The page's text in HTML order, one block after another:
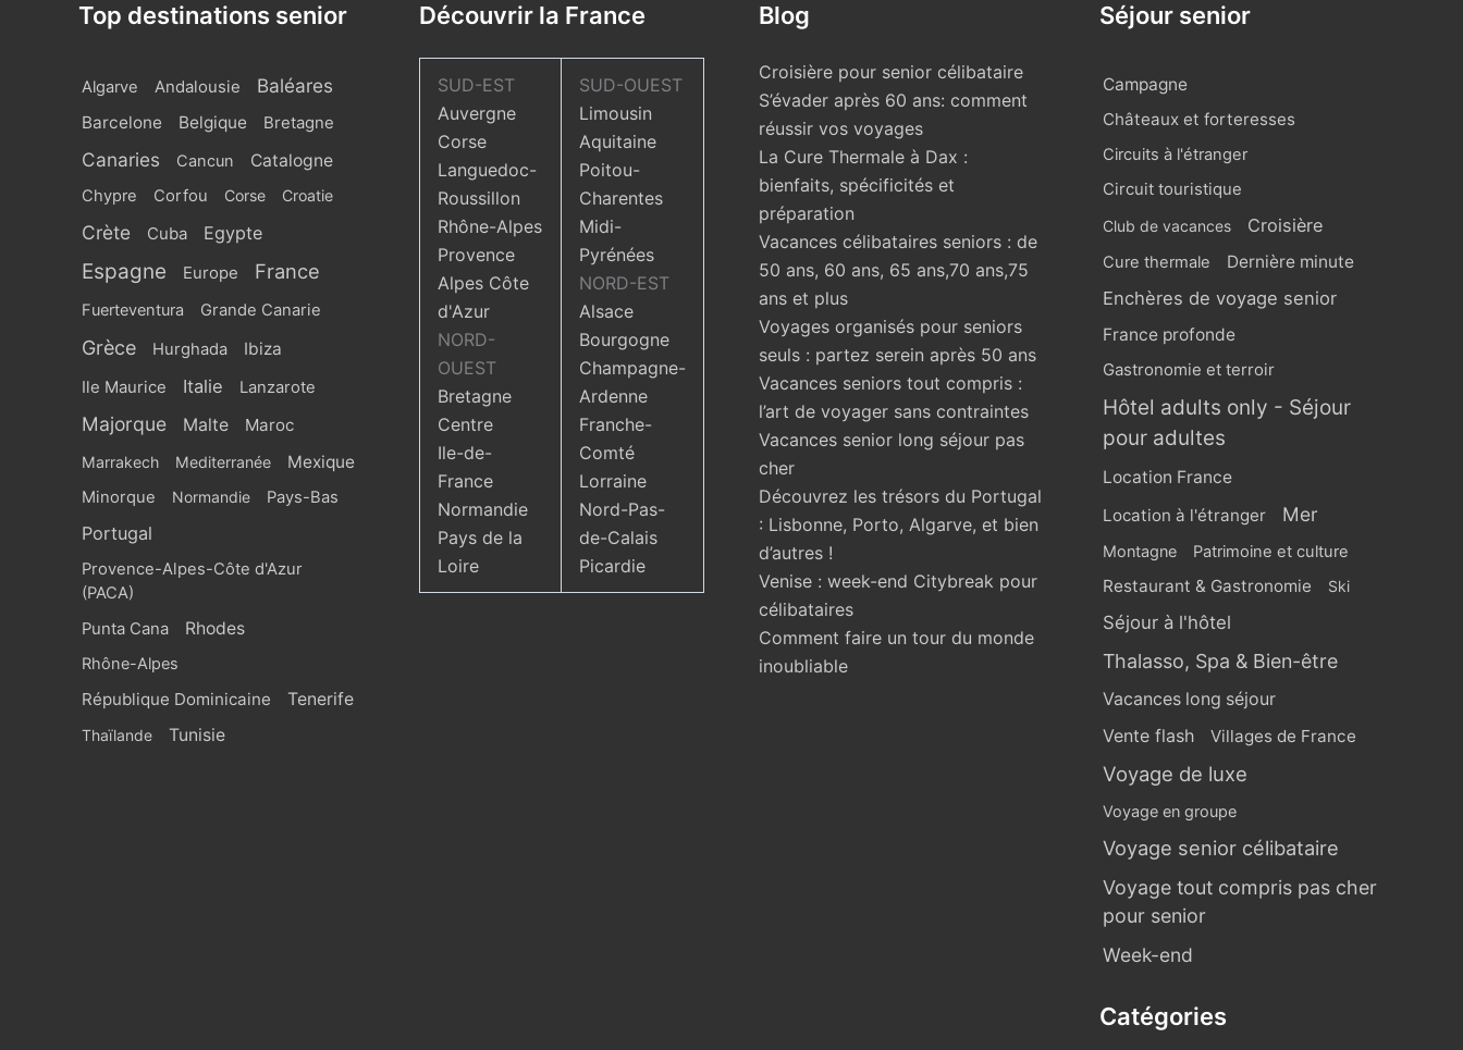
Top destinations senior
Algarve Andalousie Baléares
Barcelone Belgique Bretagne
Canaries Cancun Catalogne
Chypre Corfou Corse Croatie
Crète Cuba Egypte
Espagne Europe France
Fuerteventura Grande Canarie
Grèce Hurghada Ibiza
Ile Maurice Italie Lanzarote
Majorque Malte Maroc
Marrakech Mediterranée Mexique
Minorque Normandie Pays-Bas
Portugal
Provence-Alpes-Côte d'Azur
(PACA)
Punta Cana
Rhodes
Rhône-Alpes
République Dominicaine Tenerife
Thaïlande Tunisie
Découvrir la France
SUD-EST
Auvergne
Corse
Languedoc-
Roussillon
Rhône-Alpes
Provence
Alpes Côte
d'Azur
NORD-
OUEST
Bretagne
Centre
Ile-de-
France
Normandie
Pays de la
Loire
SUD-OUEST
Limousin
Aquitaine
Poitou-
Charentes
Midi-
Pyrénées
NORD-EST
Alsace
Bourgogne
Champagne-
Ardenne
Franche-
Comté
Lorraine
Nord-Pas-
de-Calais
Picardie
Blog
Croisière pour senior célibataire
S’évader après 60 ans: comment
réussir vos voyages
La Cure Thermale à Dax :
bienfaits, spécificités et
préparation
Vacances célibataires seniors : de
50 ans, 60 ans, 65 ans,70 ans,75
ans et plus
Voyages organisés pour seniors
seuls : partez serein après 50 ans
Vacances seniors tout compris :
l’art de voyager sans contraintes
Vacances senior long séjour pas
cher
Découvrez les trésors du Portugal
: Lisbonne, Porto, Algarve, et bien
d’autres !
Venise : week-end Citybreak pour
célibataires
Comment faire un tour du monde
inoubliable
Séjour senior
Campagne
Châteaux et forteresses
Circuits à l'étranger
Circuit touristique
Club de vacances Croisière
Cure thermale Dernière minute
Enchères de voyage senior
France profonde
Gastronomie et terroir
Hôtel adults only - Séjour
pour adultes
Location France
Location à l'étranger
Mer
Montagne Patrimoine et culture
Restaurant & Gastronomie Ski
Séjour à l'hôtel
Thalasso, Spa & Bien-être
Vacances long séjour
Vente flash Villages de France
Voyage de luxe
Voyage en groupe
Voyage senior célibataire
Voyage tout compris pas cher
pour senior
Week-end
Catégories